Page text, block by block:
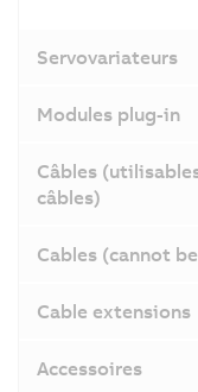
Servovariateurs
Modules plug-in
Câbles
câbles)
Cables (cannot
Cable extensions
Accessoires